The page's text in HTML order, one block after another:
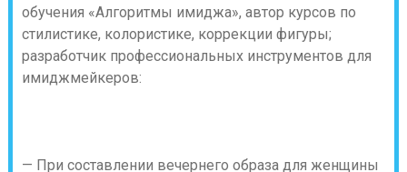
обучения «Алгоритмы имиджа», автор курсов по
стилистике, колористике, коррекции фигуры;
разработчик профессиональных инструментов для
имиджмейкеров:
— При составлении вечернего образа для женщины